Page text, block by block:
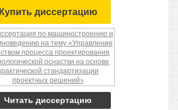
Купить диссертацию
Читать диссертацию